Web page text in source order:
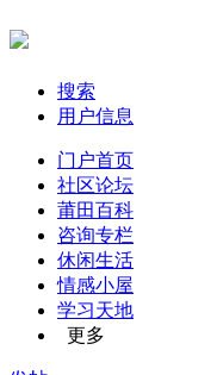
搜索
用户信息
门户首页
社区论坛
莆田百科
咨询专栏
休闲生活
情感小屋
学习天地
更多